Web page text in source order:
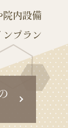
院内設備
ンプラン